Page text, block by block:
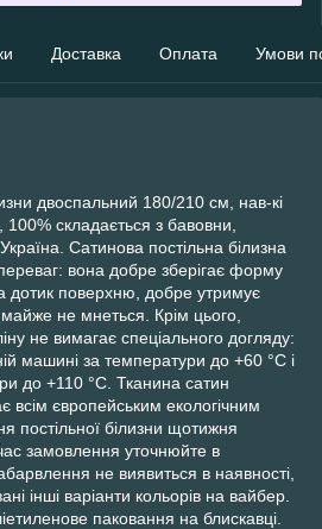
Доставка Оплата Умови
двоспальний 180/210 см, нав-кі
складається з бавовни,
Сатинова постільна білизна
вона добре зберігає форму
дотик поверхню, добре утримує
не мнеться. Крім цього,
не вимагає спеціального догляду:
машині за температури до +60 °C і
до +110 °C. Тканина сатин
всім європейським екологічним
постільної білизни щотижня
замовлення уточнюйте в
не виявиться в наявності,
інші варіанти кольорів на вайбер.
паковання на блискавці.